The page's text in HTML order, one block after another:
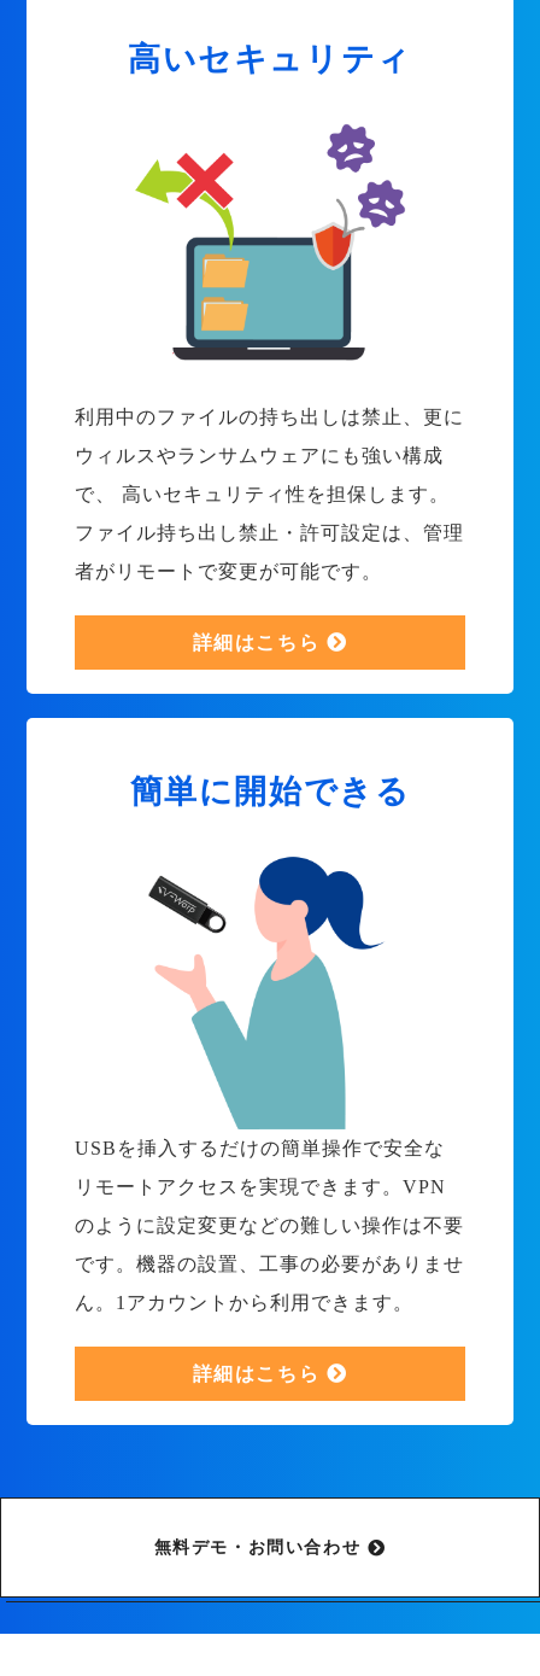
高いセキュリティ
利用中のファイルの持ち出しは禁止、更に
ウィルスやランサムウェアにも強い構成
で、 高いセキュリティ性を担保します。
ファイル持ち出し禁止・許可設定は、管理
者がリモートで変更が可能です。
詳細はこちら
簡単に開始できる
USBを挿入するだけの簡単操作で安全な
リモートアクセスを実現できます。VPN
のように設定変更などの難しい操作は不要
です。機器の設置、工事の必要がありませ
ん。1アカウントから利用できます。
詳細はこちら
無料デモ・お問い合わせ